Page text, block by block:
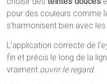
pour des couleurs comme
s’harmonisent bien avec
L’application correcte de
fin et précis le long de la
vraiment ouvrir le regard.